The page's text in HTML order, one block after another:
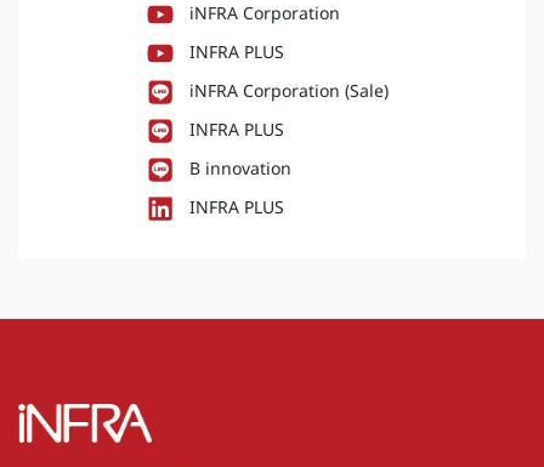
iNFRA Corporation
INFRA PLUS
iNFRA Corporation (Sale)
INFRA PLUS
B innovation
INFRA PLUS